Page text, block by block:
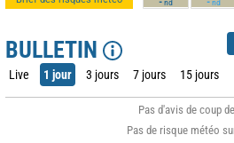
nd nd
BULLETIN
Live 1 jour 3 jours 7 jours 15 jours
Pas d'avis de coup
Pas de risque météo